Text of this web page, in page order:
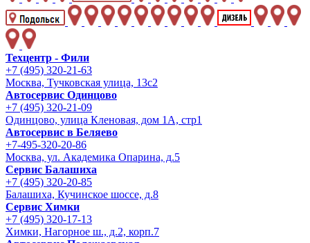
Техцентр - Фили
+7 (495) 320-21-63
Москва, Тучковская улица, 13с2
Автосервис Одинцово
+7 (495) 320-21-09
Одинцово, улица Кленовая, дом 1А, стр1
Автосервис в Беляево
+7-495-320-20-86
Москва, ул. Академика Опарина, д.5
Сервис Балашиха
+7 (495) 320-20-85
Балашиха, Кучинское шоссе, д.8
Сервис Химки
+7 (495) 320-17-13
Химки, Нагорное ш., д.2, корп.7